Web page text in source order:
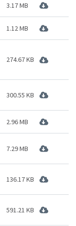
3.17 MB
1.12 MB
274.67 KB
300.55 KB
2.96 MB
7.29 MB
136.17 KB
591.21 KB